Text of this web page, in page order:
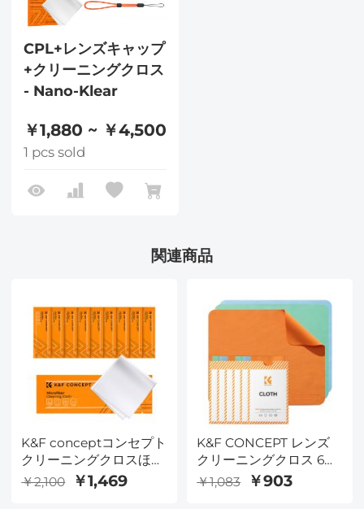
CPL+レンズキャップ
+クリーニングクロス
- Nano-Klear
￥1,880 ~ ￥4,500
1 pcs sold
関連商品
K&F conceptコンセプト
クリーニングクロスほこ
りのないクリーニングク
￥2,100 ￥1,469
K&F CONCEPT レンズ
クリーニングクロス 6枚
パック | マイクロファイ
￥1,083 ￥903